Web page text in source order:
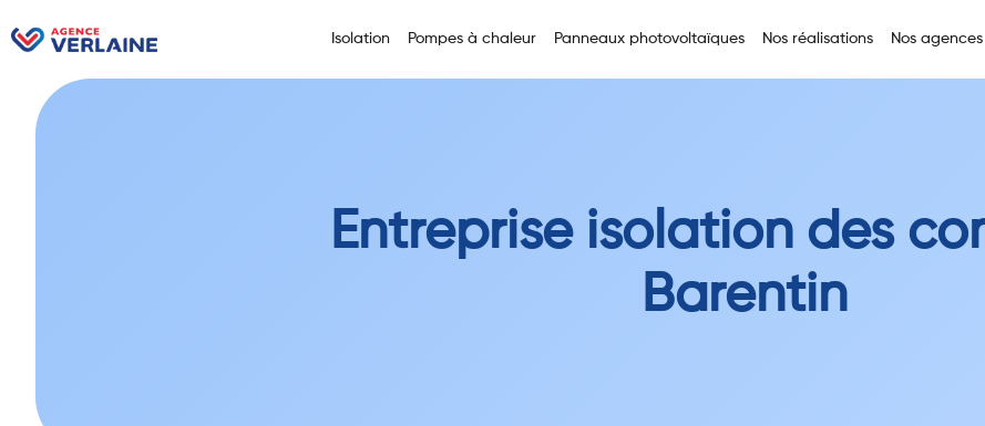
Isolation Pompes à chaleur Panneaux photovoltaïques Nos réalisations Nos agences
Entreprise isolation des
Barentin